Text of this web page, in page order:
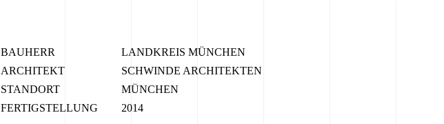
BAUHERR
LANDKREIS MÜNCHEN
ARCHITEKT
SCHWINDE ARCHITEKTEN
STANDORT
MÜNCHEN
FERTIGSTELLUNG
2014